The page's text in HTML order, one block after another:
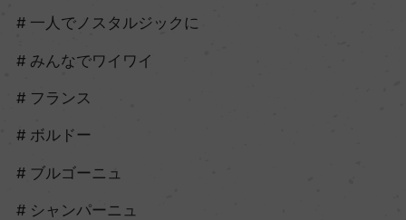
一人でノスタルジックに
みんなでワイワイ
フランス
ボルドー
ブルゴーニュ
シャンパーニュ